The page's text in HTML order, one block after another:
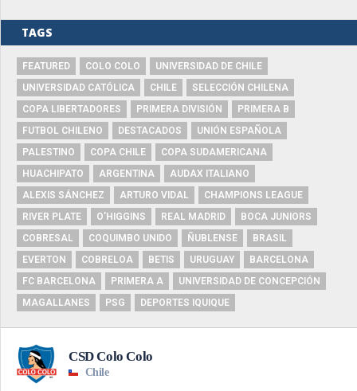
TAGS
FEATURED COLO COLO
UNIVERSIDAD DE CHILE
UNIVERSIDAD CATÓLICA
CHILE
SELECCIÓN CHILENA
COPA LIBERTADORES
PRIMERA DIVISIÓN
PRIMERA B
FUTBOL CHILENO
DESTACADOS
UNIÓN ESPAÑOLA
PALESTINO
COPA CHILE
COPA SUDAMERICANA
HUACHIPATO
ARGENTINA
AUDAX ITALIANO
ALEXIS SÁNCHEZ
ARTURO VIDAL
CHAMPIONS LEAGUE
RIVER PLATE
O'HIGGINS REAL MADRID
BOCA JUNIORS
COBRESAL
COQUIMBO UNIDO ÑUBLENSE
BRASIL
EVERTON
COBRELOA BETIS URUGUAY
BARCELONA
FC BARCELONA
PRIMERA A
UNIVERSIDAD DE CONCEPCIÓN
MAGALLANES
PSG DEPORTES IQUIQUE